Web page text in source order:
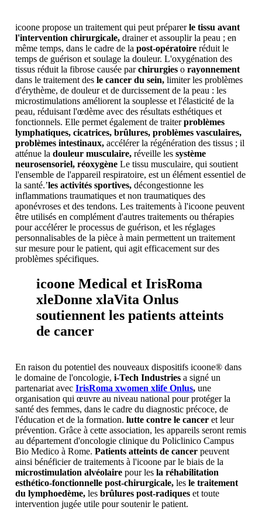
icoone propose un traitement qui peut préparerle tissu avant
l'intervention chirurgicale,drainer et assouplir la peau ; en
même temps, dans le cadre de la post-opératoireréduit le
temps de guérison et soulage la douleur. L'oxygénation des
tissus réduit la fibrose causée parchirurgieso rayonnement
dans le traitement des le cancer du sein,limiter les problèmes
d'érythème, de douleur et de durcissement de la peau : les
microstimulations améliorent la souplesse et l'élasticité de la
peau, réduisant l'œdème avec des résultats esthétiques et
fonctionnels. Elle permet également de traiterproblèmes
lymphatiques, cicatrices, brûlures, problèmes vasculaires,
problèmes intestinaux,accélérer la régénération des tissus ; il
atténue la douleur musculaire,réveille les système
neurosensoriel, réoxygèneLe tissu musculaire, qui soutient
l'ensemble de l'appareil respiratoire, est un élément essentiel de
la santé.’les activités sportives,décongestionne les
inflammations traumatiques et non traumatiques des
aponévroses et des tendons. Les traitements à l'icoone peuvent
être utilisés en complément d'autres traitements ou thérapies
pour accélérer le processus de guérison, et les réglages
personnalisables de la pièce à main permettent un traitement
sur mesure pour le patient, qui agit efficacement sur des
problèmes spécifiques.
icoone Medical et IrisRoma
xleDonne xlaVita Onlus
soutiennent les patients atteints
de cancer
En raison du potentiel des nouveaux dispositifs icoone® dans
le domaine de l'oncologie, i-Tech Industriesa signé un
partenariat avec IrisRoma xwomen xlife Onlus,une
organisation qui œuvre au niveau national pour protéger la
santé des femmes, dans le cadre du diagnostic précoce, de
l'éducation et de la formation. lutte contre le canceret leur
prévention. Grâce à cette association, les appareils seront remis
au département d'oncologie clinique du Policlinico Campus
Bio Medico à Rome. Patients atteints de cancerpeuvent
ainsi bénéficier de traitements à l'icoone par le biais de la
microstimulation alvéolairepour les la réhabilitation
esthético-fonctionnelle post-chirurgicale,les le traitement
du lymphoedème,les brûlures post-radiqueset toute
intervention jugée utile pour soutenir le patient.